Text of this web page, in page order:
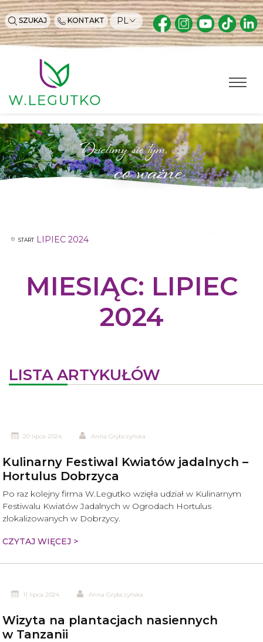
SZUKAJ KONTAKT PL
Dzielimy się tym,
co ważne
START LIPIEC 2024
MIESIĄC: LIPIEC
2024
LISTA ARTYKUŁÓW
20 lipca 2024 Anna Grybczyńska
Kulinarny Festiwal Kwiatów jadalnych –
Hortulus Dobrzyca
Po raz kolejny firma W.Legutko wzięła udział w Kulinarnym
Festiwalu Kwiatów Jadalnych w Ogrodach Hortulus
zlokalizowanych w Dobrzycy.
CZYTAJ WIĘCEJ >
11 lipca 2024 Anna Grybczyńska
Wizyta na plantacjach nasiennych
w Tanzanii